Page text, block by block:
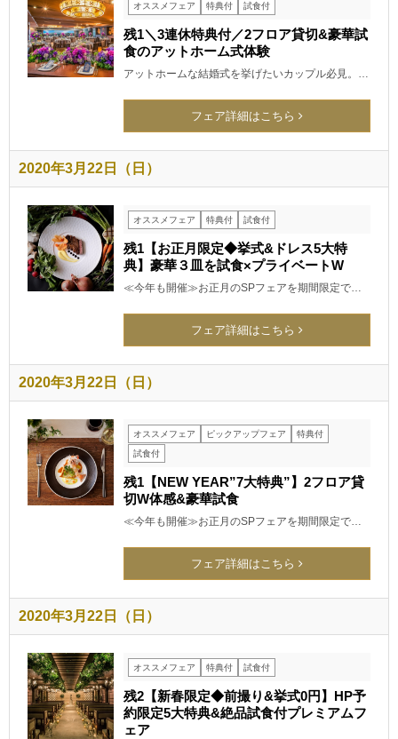
オススメフェア 特典付 試食付
残1＼3連休特典付／2フロア貸切&豪華試
食のアットホーム式体験
アットホームな結婚式を挙げたいカップル必見。…
フェア詳細はこちら
2020年3月22日（日）
オススメフェア 特典付 試食付
残1【お正月限定◆挙式&ドレス5大特
典】豪華３皿を試食×プライベートW
≪今年も開催≫お正月のSPフェアを期間限定で…
フェア詳細はこちら
2020年3月22日（日）
オススメフェア ピックアップフェア
特典付
試食付
残1【NEW YEAR”7大特典”】2フロア貸
切W体感&豪華試食
≪今年も開催≫お正月のSPフェアを期間限定で…
フェア詳細はこちら
2020年3月22日（日）
オススメフェア 特典付 試食付
残2【新春限定◆前撮り&挙式0円】HP予
約限定5大特典&絶品試食付プレミアムフ
ェア